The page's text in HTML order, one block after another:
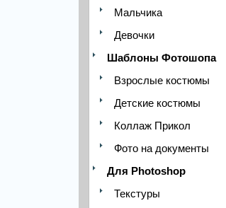
Мальчика
Девочки
Шаблоны Фотошопа
Взрослые костюмы
Детские костюмы
Коллаж Прикол
Фото на документы
Для Photoshop
Текстуры